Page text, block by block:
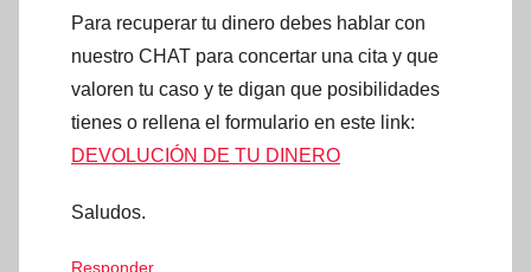
Para recuperar tu dinero debes hablar con
nuestro CHAT para concertar una cita y que
valoren tu caso y te digan que posibilidades
tienes o rellena el formulario en este link:
DEVOLUCIÓN DE TU DINERO
Saludos.
Responder